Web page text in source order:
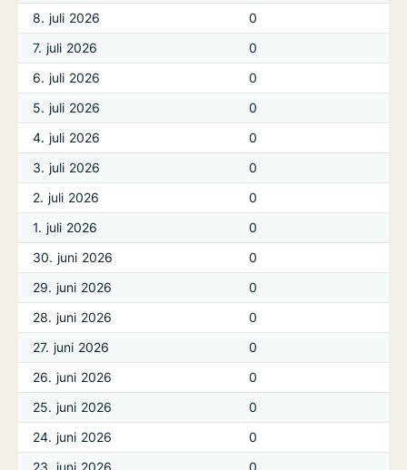
8. juli 2026
0
7. juli 2026
0
6. juli 2026
0
5. juli 2026
0
4. juli 2026
0
3. juli 2026
0
2. juli 2026
0
1. juli 2026
0
30. juni 2026
0
29. juni 2026
0
28. juni 2026
0
27. juni 2026
0
26. juni 2026
0
25. juni 2026
0
24. juni 2026
0
23. juni 2026
0